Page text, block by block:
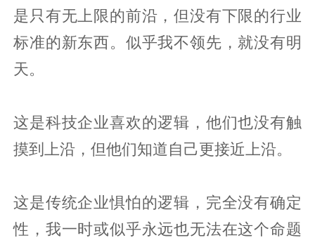
是只有无上限的前沿，但没有下限的行业
标准的新东西。似乎我不领先，就没有明
天。
这是科技企业喜欢的逻辑，他们也没有触
摸到上沿，但他们知道自己更接近上沿。
这是传统企业惧怕的逻辑，完全没有确定
性，我一时或似乎永远也无法在这个命题